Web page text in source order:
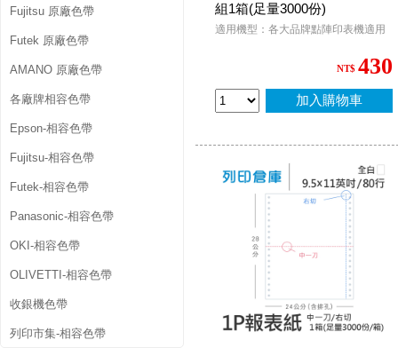
Fujitsu 原廠色帶
Futek 原廠色帶
AMANO 原廠色帶
各廠牌相容色帶
Epson-相容色帶
Fujitsu-相容色帶
Futek-相容色帶
Panasonic-相容色帶
OKI-相容色帶
OLIVETTI-相容色帶
收銀機色帶
列印市集-相容色帶
組1箱(足量3000份)
適用機型：各大品牌點陣印表機適用
NT$ 430
加入購物車